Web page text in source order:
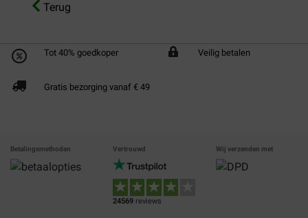
Terug
Tot 40% goedkoper Veilig betalen
Gratis bezorging vanaf € 49
Betalingsmethoden Vertrouwd
24569 reviews
Wij verzenden met